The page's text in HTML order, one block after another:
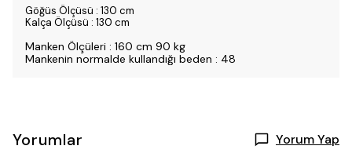
Göğüs Ölçüsü : 130 cm
Kalça Ölçüsü : 130 cm
Manken Ölçüleri : 160 cm 90 kg
Mankenin normalde kullandığı beden : 48
Yorumlar Yorum Yap